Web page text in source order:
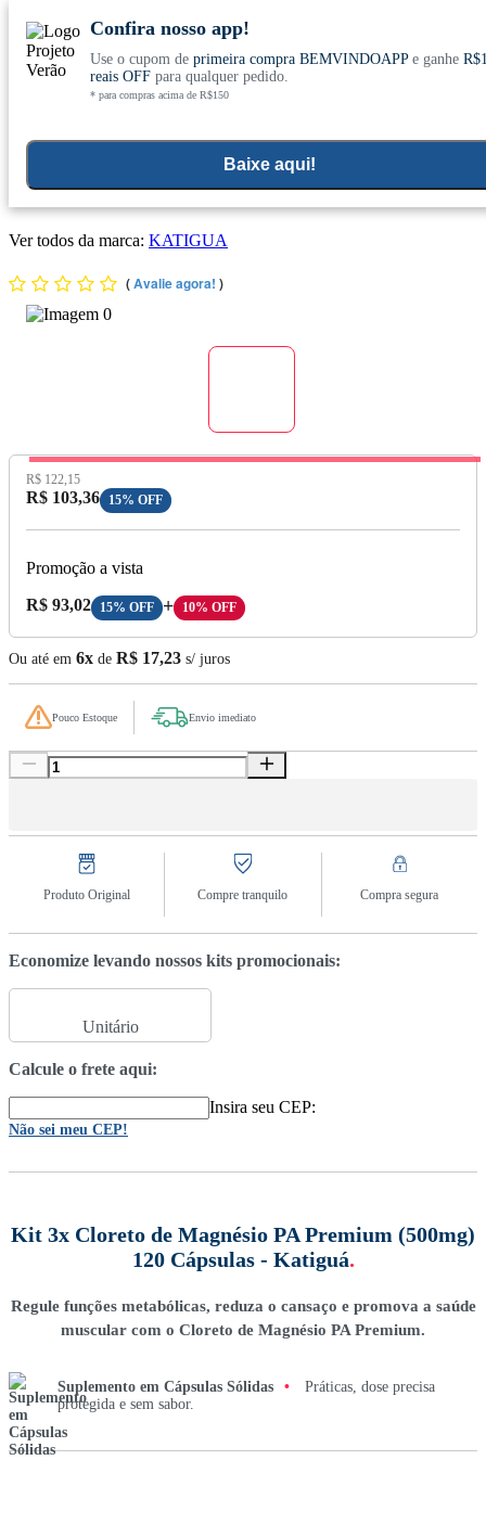
Conheça nosso site novo! E comemore com 0
Confira nosso app!
Use o cupom de primeira compra BEMVINDOAPPe ganhe
reais OFFpara qualquer pedido.
* para compras acima de R$150
Baixe aqui!
Kit 3x Cloreto de Magnésio PA Premium (500mg) 120 Cápsulas
Ver todos da marca: KATIGUA
(Avalie agora! )
Preço Original:
R$ 122,15
Preço com Desconto:
R$ 103,36 15% OFF
Promoção a vista
Preço A Vista:
R$ 93,02 15% OFF + 10% OFF
Ou até em 6x de R$ 17,23 s/ juros
Pouco Estoque Envio imediato
Produto Original Compre tranquilo Compra segura
Economize levando nossos kits promocionais:
Unitário
Calcule o frete aqui:
Insira seu CEP:
Não sei meu CEP!
Kit 3x Cloreto de Magnésio PA Premium (500mg)
120 Cápsulas - Katiguá.
Regule funções metabólicas, reduza o cansaço e promova a saúde
muscular com o Cloreto de Magnésio PA Premium.
Suplemento em Cápsulas Sólidas •
Práticas, dose precisa
protegida e sem sabor.